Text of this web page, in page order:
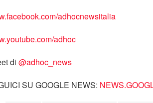
adhocnewsitalia
adhoc
di ‎@adhoc_news
SU GOOGLE NEWS: